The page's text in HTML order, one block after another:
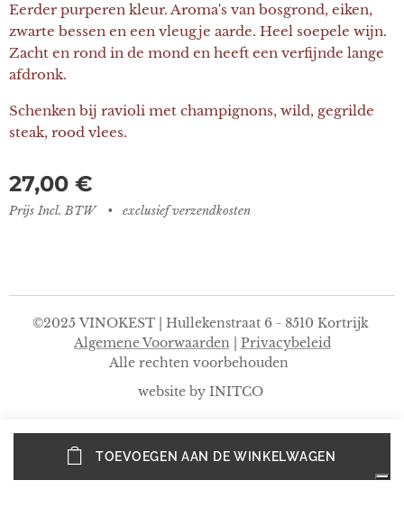
Eerder purperen kleur. Aroma's van bosgrond, eiken,
zwarte bessen en een vleugje aarde. Heel soepele wijn.
Zacht en rond in de mond en heeft een verfijnde lange
afdronk.
Schenken bij ravioli met champignons, wild, gegrilde
steak, rood vlees.
27,00 €
Prijs Incl. BTW exclusief verzendkosten
TOEVOEGEN AAN DE WINKELWAGEN
©2025 VINOKEST | Hullekenstraat 6 - 8510 Kortrijk
Algemene Voorwaarden| Privacybeleid
Alle rechten voorbehouden
website by INITCO